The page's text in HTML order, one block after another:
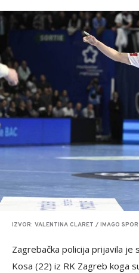
IZVOR: VALENTINA CLARET / IMAGO
Zagrebačka policija prijavila je
Kosa (22) iz RK Zagreb koga